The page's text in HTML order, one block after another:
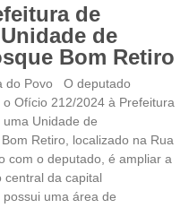
de
de
Bom Retiro
do Povo O deputado
Ofício 212/2024 à Prefeitura
Unidade de
Retiro, localizado na Rua
com o deputado, é ampliar a
central da capital
uma área de